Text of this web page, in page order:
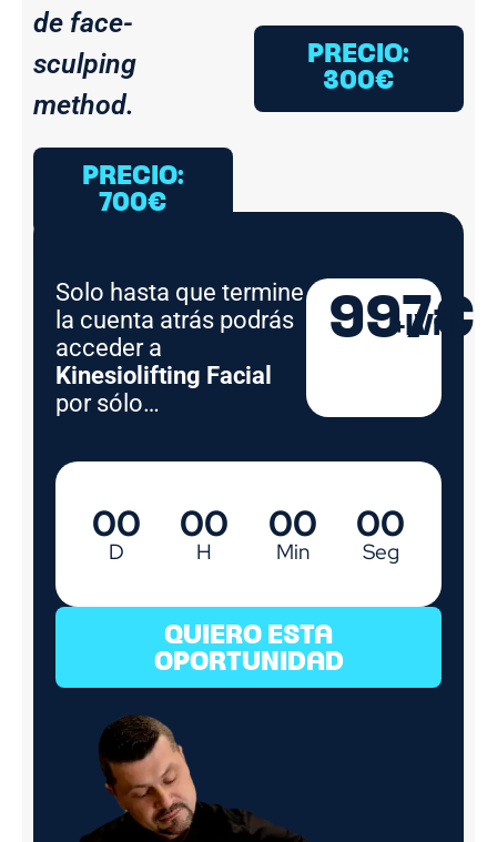
de face-
sculping
method.
PRECIO:
700€
PRECIO:
300€
Solo hasta que termine
la cuenta atrás podrás
acceder a
Kinesiolifting Facial
por sólo…
997€
+IVA
00
D
00
H
00
Min
00
Seg
QUIERO ESTA
OPORTUNIDAD